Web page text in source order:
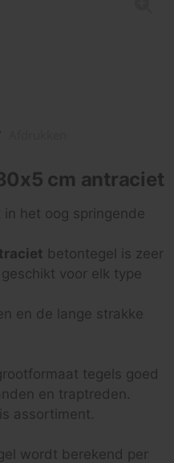
cm antraciet
het oog springende
betontegel is zeer
voor elk type
en de lange strakke
tegels goed
en traptreden.
assortiment.
wordt berekend per